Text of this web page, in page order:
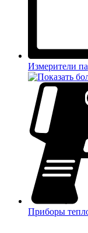
Измерители
Приборы